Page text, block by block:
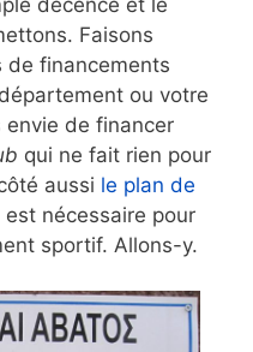
Faisons
de financements
ou votre
envie de financer
qui ne fait rien pour
aussi le plan de
est nécessaire pour
sportif. Allons-y.